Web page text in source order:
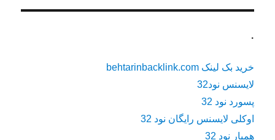
.
خرید بک لینک behtarinbacklink.com
لایسنس نود32
پسورد نود 32
اوکلی لایسنس رایگان نود 32
همیار نود 32